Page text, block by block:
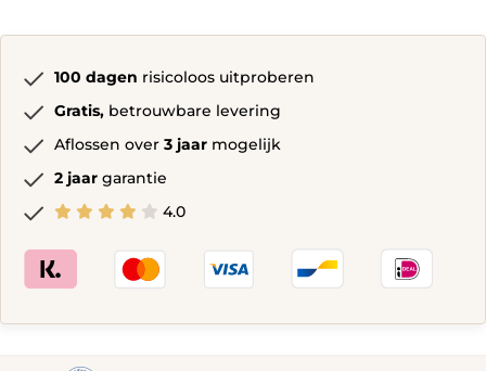
Donkergrijs
quantity
100 dagen risicoloos uitproberen
Gratis, betrouwbare levering
Aflossen over 3 jaar mogelijk
2 jaar garantie
4.0